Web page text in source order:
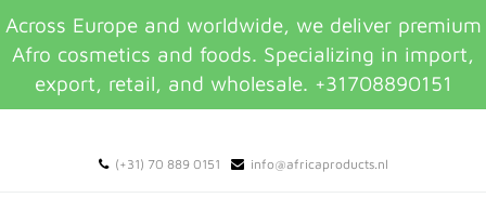
Across Europe and worldwide, we deliver premium
Afro cosmetics and foods. Specializing in import,
export, retail, and wholesale. +31708890151
(+31) 70 889 0151 info@africaproducts.nl